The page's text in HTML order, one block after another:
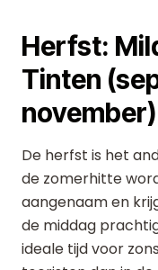
Herfst:
Tinten
november)
De herfst is het
de zomerhitte
aangenaam en
de middag
ideale tijd voor